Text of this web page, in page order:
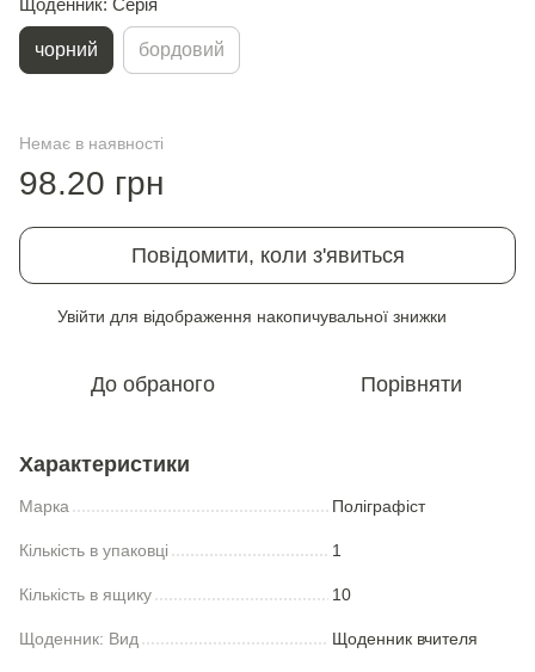
Щоденник: Серія
чорний бордовий
Немає в наявності
98.20 грн
Повідомити, коли з'явиться
Увійти для відображення накопичувальної знижки
До обраного Порівняти
Характеристики
Марка Полiграфiст
Кількість в упаковці 1
Кількість в ящику 10
Щоденник: Вид Щоденник вчителя